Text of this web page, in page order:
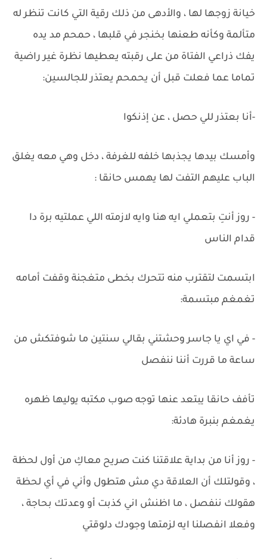
خيانة زوجها لها ، والأدهى من ذلك رقية التي كانت تنظر له
متألمة وكأنه طعنها بخنجر في قلبها ، حمحم مد يده
يفك ذراعي الفتاة من على رقبته يعطيها نظرة غير راضية
تماما عما فعلت قبل أن يحمحم يعتذر للجالسين:
-أنا بعتذر للي حصل ، عن إذنكوا
وأمسك بيدها يجذبها خلفه للغرفة ، دخل وهي معه يغلق
الباب عليهم التفت لها يهمس حانقا :
- روز أنتِ بتعملي ايه هنا وايه لازمته اللي عملتيه برة دا
قدام الناس
ابتسمت لتقترب منه تتحرك بخطى متغجنة وقفت أمامه
تغمغم مبتسمة:
- في اي يا جاسر وحشتني بقالي سنتين ما شوفتكش من
ساعة ما قررت أننا ننفصل
تأفف حانقا يبتعد عنها توجه صوب مكتبه يوليها ظهره
يغمغم بنبرة هادئة:
- روز أنا من بداية علاقتنا كنت صريح معاكِ من أول لحظة
، وقولتلك أن العلاقة دي مش هتطول وأني في أي لحظة
هقولك ننفصل ، ما اظنش اني كذبت أو وعدتك بحاجة ،
وفعلا انفصلنا ايه لزمتها وجودك دلوقتي